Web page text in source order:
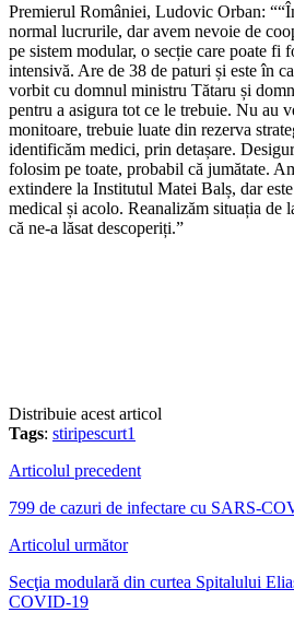
Premierul României, Ludovic Orban:
normal lucrurile, dar avem nevoie de
pe sistem modular, o secție care poate fi
intensivă. Are de 38 de paturi și este în
vorbit cu domnul ministru Tătaru și
pentru a asigura tot ce le trebuie. Nu au
monitoare, trebuie luate din rezerva
identificăm medici, prin detașare.
folosim pe toate, probabil că jumătate.
extindere la Institutul Matei Balș, dar
medical și acolo. Reanalizăm situația de
că ne-a lăsat descoperiți.”
Distribuie acest articol
Tags: stiripescurt1
Articolul precedent
799 de cazuri de infectare cu SARS-
Articolul următor
Secţia modulară din curtea Spitalului
COVID-19